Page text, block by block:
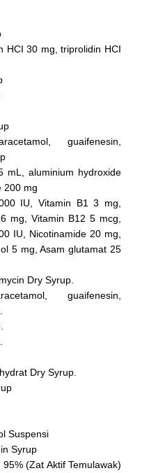
HCI 30 mg, triprolidin HCI
guaifenesin,
mL, aluminium hydroxide
200 mg
IU, Vitamin B1 3 mg,
mg, Vitamin B12 5 mcg,
IU, Nicotinamide 20 mg,
5 mg, Asam glutamat 25
Dry Syrup.
guaifenesin,
Dry Syrup.
Suspensi
Syrup
(Zat Aktif Temulawak)